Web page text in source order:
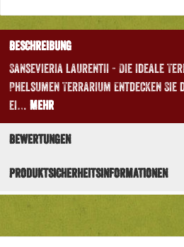
Beschreibung
Sansevieria laurentii - Die ideale
Phelsumen Terrarium Entdecken
ei… Mehr
Bewertungen
Produktsicherheitsinformationen